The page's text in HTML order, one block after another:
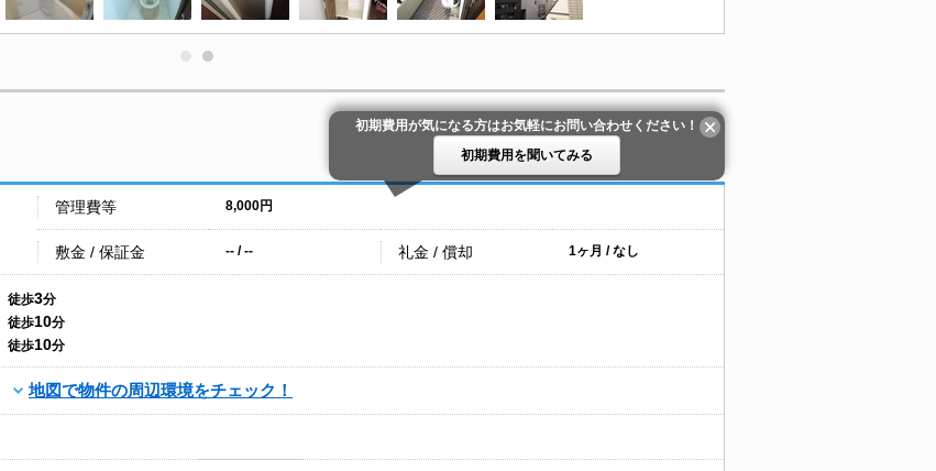
初期費用が気になる方はお気軽にお問い合わせください！
初期費用を聞いてみる
管理費等 8,000円
敷金 / 保証金 -- / -- 礼金 / 償却 1ヶ月 / なし
徒歩3分
徒歩10分
徒歩10分
地図で物件の周辺環境をチェック！